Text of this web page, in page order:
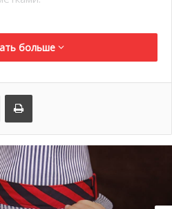
первое светское учебное
решение стало важным
системы Монако и
году по инициативе князя
в Монако светское
больше
Поделиться по электронной почте Распечатать